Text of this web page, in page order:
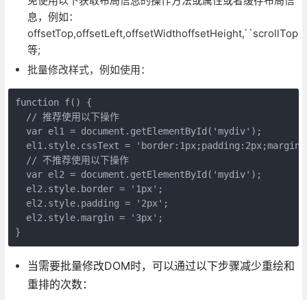
息，例如：
等;
批量修改样式，例如使用：
function f() {
  // 推荐使用以下操作
  var el1 = document.getElementById('mydiv');
el1.style.cssText =
  // 不推荐使用以下操作
  var el2 = document.getElementById('mydiv');
  el2.style.border = '1px';
  el2.style.padding = '2px';
  el2.style.margin = '3px';
当需要批量修改DOM时，可以通过以下步骤减少重绘和
重排的次数：